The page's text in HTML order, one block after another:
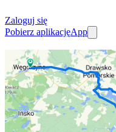
Zaloguj się
Pobierz aplikacjęApp